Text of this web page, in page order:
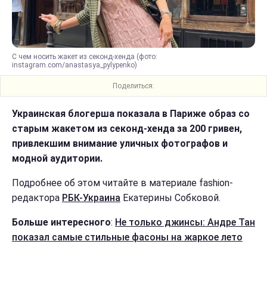
С чем носить жакет из секонд-хенда (фото:
instagram.com/anastasya_pylypenko)
Поделиться:
Украинская блогерша показала в Париже образ со
старым жакетом из секонд-хенда за 200 гривен,
привлекшим внимание уличных фотографов и
модной аудитории.
Подробнее об этом читайте в материале fashion-
редактора РБК-Украина Екатерины Собковой.
Больше интересного: Не только джинсы: Андре Тан
показал самые стильные фасоны на жаркое лето